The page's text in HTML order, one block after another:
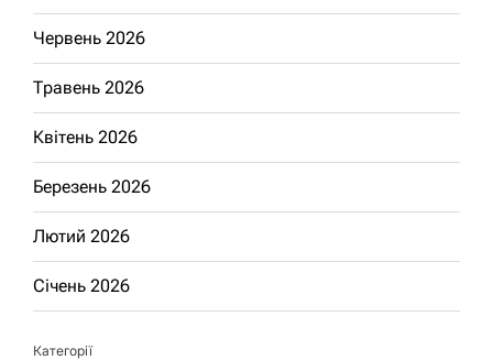
Червень 2026
Травень 2026
Квітень 2026
Березень 2026
Лютий 2026
Січень 2026
Категорії